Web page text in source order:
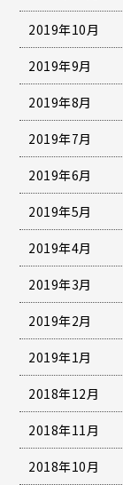
2019年10月
2019年9月
2019年8月
2019年7月
2019年6月
2019年5月
2019年4月
2019年3月
2019年2月
2019年1月
2018年12月
2018年11月
2018年10月